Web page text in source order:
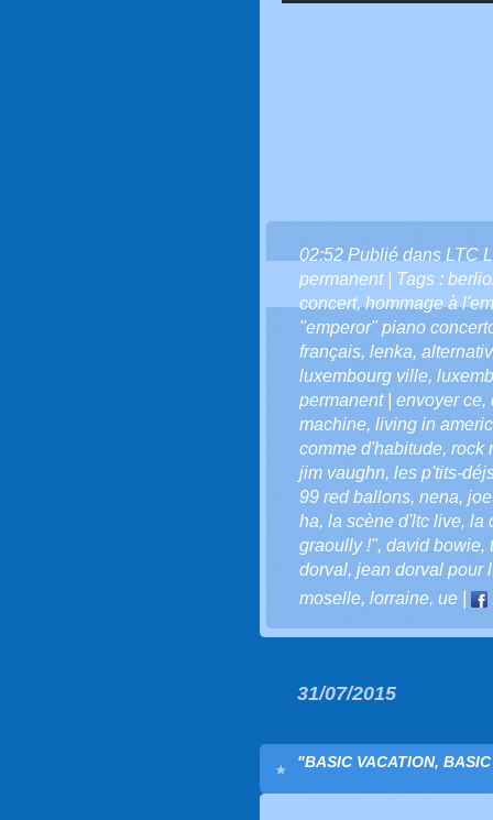
02:52 Publié dans LTC
permanent| Tags :
concert,hommage à
"emperor" piano
français, lenka,
luxembourg ville,
permanent | envoyer ce,
machine, living in
comme d'habitude, rock
jim vaughn, les p'tits-
99 red ballons, nena,
ha, la scène d'ltc live, la
graoully !", david bowie,
dorval, jean dorval pour
moselle, lorraine, ue
31/07/2015
"BASIC VACATION,